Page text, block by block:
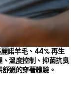
諾羊毛、44% 再生
溫度控制、抑菌抗臭
適的穿著體驗。